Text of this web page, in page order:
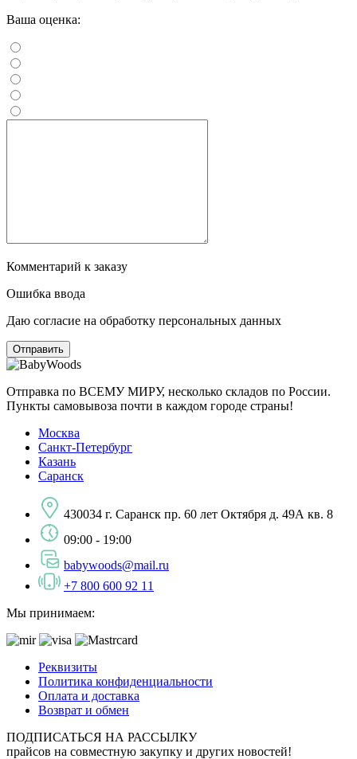
Ваша оценка:
Комментарий к заказу
Ошибка ввода
Даю согласие на обработку персональных данных
Отправка по ВСЕМУ МИРУ, несколько складов по России.
Пункты самовывоза почти в каждом городе страны!
Москва
Санкт-Петербург
Казань
Саранск
430034 г. Саранск пр. 60 лет Октября д. 49А кв. 8
09:00 - 19:00
babywoods@mail.ru
+7 800 600 92 11
Мы принимаем:
Реквизиты
Политика конфиденциальности
Оплата и доставка
Возврат и обмен
ПОДПИСАТЬСЯ НА РАССЫЛКУ
прайсов на совместную закупку и других новостей!